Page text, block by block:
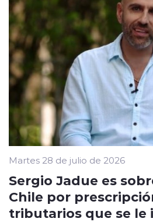
Martes 28 de julio de 2026
Sergio Jadue es
Chile por
tributarios que se le